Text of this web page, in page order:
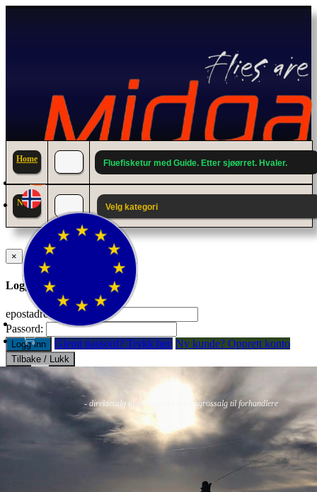
Fluer Fluefiske Fluebinding Kurs & Guiding
- direktesalg til privatpersoner, engrossalg til forhandlere
Home Fluefisketur med Guide. Etter sjøørret. Hvaler.
News Velg kategori
×
Logg inn til din konto.
epostadresse:
Passord:
Logg inn Glemt passord? Trykk her. Ny kunde? Opprett konto
Tilbake / Lukk